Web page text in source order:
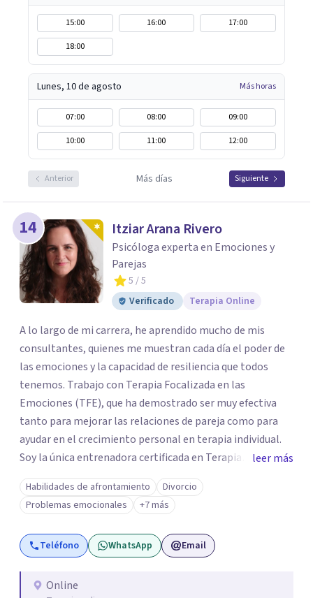
15:00 16:00
17:00
18:00
Lunes, 10 de agosto Más horas
07:00 08:00
09:00
10:00
11:00 12:00
Anterior Más días Siguiente
14 Itziar Arana Rivero
Psicóloga experta en Emociones y
Parejas
5 / 5
Verificado
Terapia Online
A lo largo de mi carrera, he aprendido mucho de mis
consultantes, quienes me muestran cada día el poder de
las emociones y la capacidad de resiliencia que todos
tenemos. Trabajo con Terapia Focalizada en las
Emociones (TFE), que ha demostrado ser muy efectiva
tanto para mejorar las relaciones de pareja como para
ayudar en el crecimiento personal en terapia individual.
Soy la única entrenadora certificada en Terapia
Focalizada en las Emociones (TFE) en España, además de
supervisora y terapeuta certificada. La TFE ha
demostrado una mejora significativa en las relaciones,
con un 70-75% de éxito y felicidad duradera. Este enfoque
también transforma la vida en terapia individual,
emocional. Desde que me gradué en Psicología en 2002,
leer más
Habilidades de afrontamiento
Divorcio
Problemas emocionales
+7 más
Teléfono WhatsApp Email
Online